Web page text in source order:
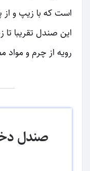
است که با زیپ و
این صندل تقریبا تا
رویه از چرم و
صندل